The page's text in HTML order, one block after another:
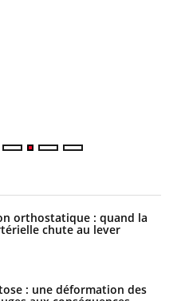
orthostatique : quand la
chute au lever
: une déformation des